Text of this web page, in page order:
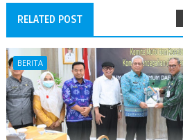
RELATED POST
BERITA